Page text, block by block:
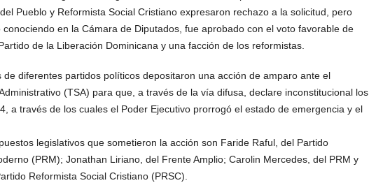
Pueblo y Reformista Social Cristiano expresaron rechazo a la solicitud, pero
conociendo en la Cámara de Diputados, fue aprobado con el voto favorable de
de la Liberación Dominicana y una facción de los reformistas.
de diferentes partidos políticos depositaron una acción de amparo ante el
(TSA) para que, a través de la vía difusa, declare inconstitucional los
a través de los cuales el Poder Ejecutivo prorrogó el estado de emergencia y el
legislativos que sometieron la acción son Faride Raful, del Partido
(PRM); Jonathan Liriano, del Frente Amplio; Carolin Mercedes, del PRM y
Reformista Social Cristiano (PRSC).